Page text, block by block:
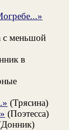
с меньшой
в
(Трясина)
(Поэтесса)